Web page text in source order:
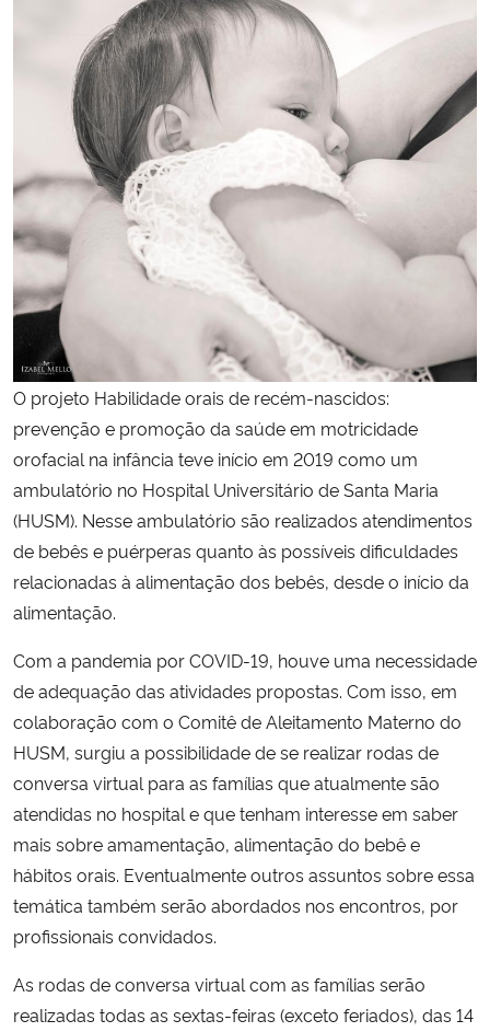
Ministério da Mulher, da Família e dos Direitos Humanos
Secretaria-Geral
Secretaria de Governo
Gabinete de Segurança Institucional
Advocacia-Geral da União
Banco Central do Brasil
Planalto
O projeto Habilidade orais de recém-nascidos:
prevenção e promoção da saúde em motricidade
orofacial na infância teve início em 2019 como um
ambulatório no Hospital Universitário de Santa Maria
(HUSM). Nesse ambulatório são realizados atendimentos
de bebês e puérperas quanto às possíveis dificuldades
relacionadas à alimentação dos bebês, desde o início da
alimentação.
Com a pandemia por COVID-19, houve uma necessidade
de adequação das atividades propostas. Com isso, em
colaboração com o Comitê de Aleitamento Materno do
HUSM, surgiu a possibilidade de se realizar rodas de
conversa virtual para as famílias que atualmente são
atendidas no hospital e que tenham interesse em saber
mais sobre amamentação, alimentação do bebê e
hábitos orais. Eventualmente outros assuntos sobre essa
temática também serão abordados nos encontros, por
profissionais convidados.
As rodas de conversa virtual com as famílias serão
realizadas todas as sextas-feiras (exceto feriados), das 14